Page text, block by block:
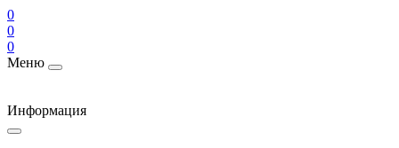
0
0
0
Меню
Информация